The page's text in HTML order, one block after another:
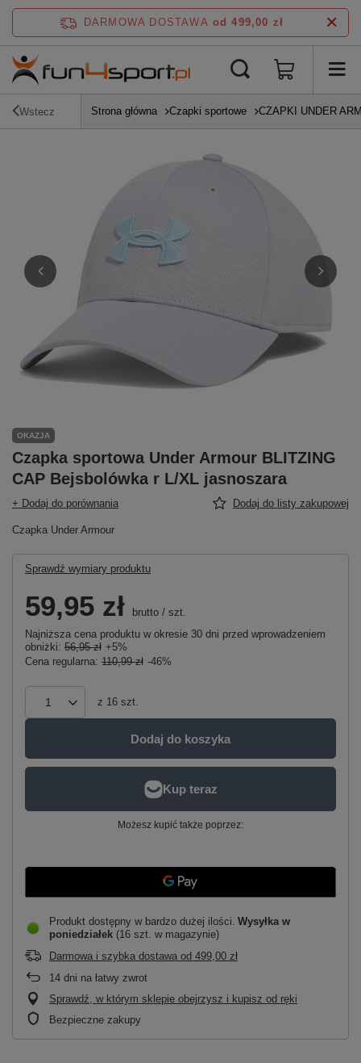
DARMOWA DOSTAWA od 499,00 zł
Wstecz Strona główna Czapki sportowe CZAPKI UNDER
OKAZJA
Czapka sportowa Under Armour BLITZING
CAP Bejsbolówka r L/XL jasnoszara
+ Dodaj do porównania Dodaj do listy zakupowej
Czapka Under Armour
Sprawdź wymiary produktu
59,95 zł brutto / szt.
Najniższa cena produktu w okresie 30 dni przed wprowadzeniem
obniżki: 56,95 zł +5%
Cena regularna: 110,99 zł -46%
z 16 szt.
Dodaj do koszyka
Możesz kupić także poprzez:
Produkt dostępny w bardzo dużej ilości Wysyłka w
poniedziałek (16 szt. w magazynie)
Darmowa i szybka dostawa od 499,00 zł
14 dni na łatwy zwrot
Sprawdź, w którym sklepie obejrzysz i kupisz od ręki
Bezpieczne zakupy